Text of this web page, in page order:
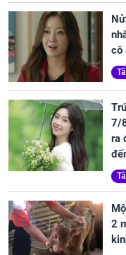
cô
7/
ra
2